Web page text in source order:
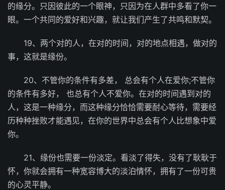
的缘分。只因彼此的一个眼神，只因为在人群中多看了你一
眼。一个共同的爱好和兴趣，就让我们产生了共鸣和默契。
19、两个对的人，在对的时间，对的地点相遇，做对的
事，这就是缘份。
20、不管你的条件有多差， 总会有个人在爱你;不管你
的条件有多好， 也总有个人不爱你。在对的时间遇到对的
人，这是一种缘分，而这种缘分恰恰需要耐心等待，需要经
历种种挫败才能遇见，在你的世界中总会有个人比想象中爱
你。
21、缘份也需要一份淡定。看淡了得失，没有了耿耿于
怀，你就会拥有一种宽容博大的淡泊情怀，拥有了一份可贵
的心灵平静。